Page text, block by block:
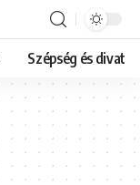
Szépség és divat